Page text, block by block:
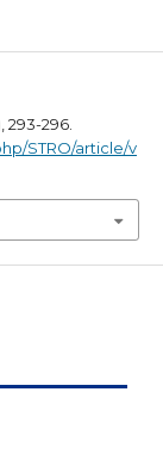
293-296.
STRO/article/v